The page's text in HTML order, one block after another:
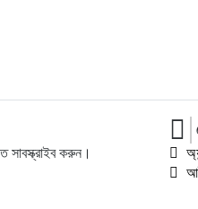
সাবস্ক্রাইব করুন।